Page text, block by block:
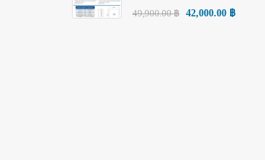
GULLIVER/N/M: พลัง อิตาลี เพื่อ
49,900.00฿ 42,000.00 ฿